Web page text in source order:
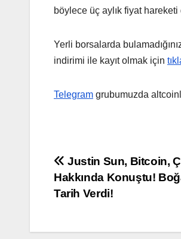
böylece üç aylık fiyat hareketi
Yerli borsalarda
indirimi ile kayıt olmak için
Telegram grubumuzda
Yazı
gezinmesi
Justin Sun, Bitcoin,
Hakkında Konuştu!
Tarih Verdi!